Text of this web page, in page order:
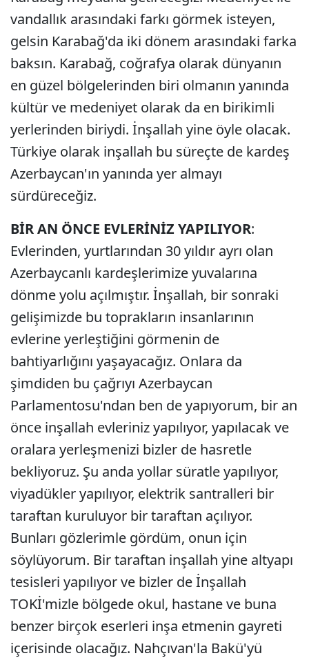
vandallık arasındaki farkı görmek isteyen,
gelsin Karabağ'da iki dönem arasındaki farka
baksın. Karabağ, coğrafya olarak dünyanın
en güzel bölgelerinden biri olmanın yanında
kültür ve medeniyet olarak da en birikimli
yerlerinden biriydi. İnşallah yine öyle olacak.
Türkiye olarak inşallah bu süreçte de kardeş
Azerbaycan'ın yanında yer almayı
sürdüreceğiz.
BİR AN ÖNCE EVLERİNİZ YAPILIYOR:
Evlerinden, yurtlarından 30 yıldır ayrı olan
Azerbaycanlı kardeşlerimize yuvalarına
dönme yolu açılmıştır. İnşallah, bir sonraki
gelişimizde bu toprakların insanlarının
evlerine yerleştiğini görmenin de
bahtiyarlığını yaşayacağız. Onlara da
şimdiden bu çağrıyı Azerbaycan
Parlamentosu'ndan ben de yapıyorum, bir an
önce inşallah evleriniz yapılıyor, yapılacak ve
oralara yerleşmenizi bizler de hasretle
bekliyoruz. Şu anda yollar süratle yapılıyor,
viyadükler yapılıyor, elektrik santralleri bir
taraftan kuruluyor bir taraftan açılıyor.
Bunları gözlerimle gördüm, onun için
söylüyorum. Bir taraftan inşallah yine altyapı
tesisleri yapılıyor ve bizler de İnşallah
TOKİ'mizle bölgede okul, hastane ve buna
benzer birçok eserleri inşa etmenin gayreti
içerisinde olacağız. Nahçıvan'la Bakü'yü